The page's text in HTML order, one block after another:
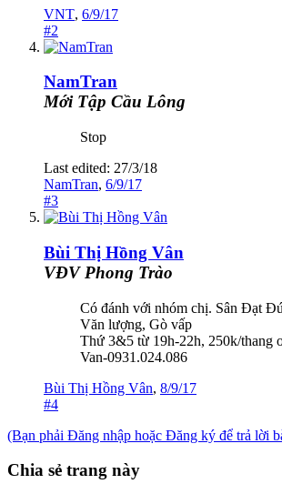
VNT, 6/9/17
#2
NamTran
Mới Tập Cầu Lông
Stop
Last edited: 27/3/18
NamTran, 6/9/17
#3
Bùi Thị Hồng Vân
VĐV Phong Trào
Có đánh với nhóm chị. Sân Đạt
Văn lượng, Gò vấp
Thứ 3&5 từ 19h-22h, 250k/thang
Van-0931.024.086
Bùi Thị Hồng Vân, 8/9/17
#4
(Bạn phải Đăng nhập hoặc Đăng ký để trả lời
Chia sẻ trang này